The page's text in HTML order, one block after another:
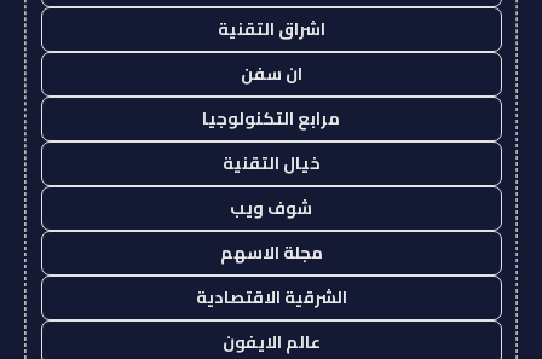
اشراق التقنية
ان سفن
مرابع التكنولوجيا
خيال التقنية
شوف ويب
مجلة الاسهم
الشرقية الاقتصادية
عالم الايفون